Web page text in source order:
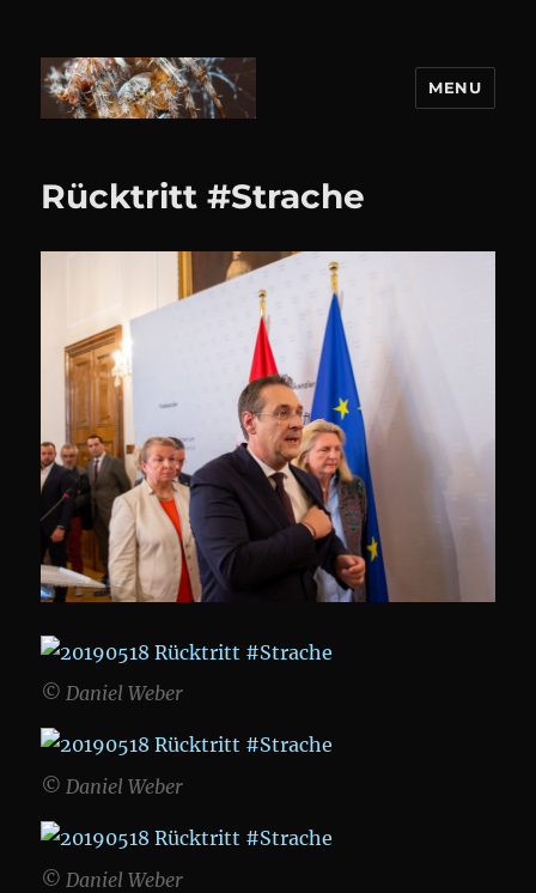
MENU
Rücktritt #Strache
© Daniel Weber
© Daniel Weber
© Daniel Weber